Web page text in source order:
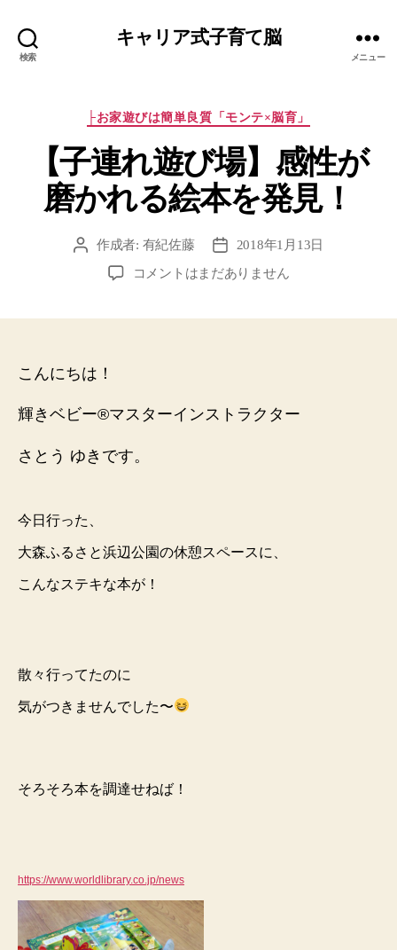
検索
キャリア式子育て脳
メニュー
カ
ゴ
リ
ー
├お家遊びは簡単良質「モンテ×脳育」
【子連れ遊び場】感性が
磨かれる絵本を発見！
投
作成者: 有紀佐藤
投
稿
日
2018年1月13日
【子
性
か
本
発
コメントはまだありません
こんにちは！
輝きベビー®️マスターインストラクター
さとう ゆきです。
今日行った、
大森ふるさと浜辺公園の休憩スペースに、
こんなステキな本が！
散々行ってたのに
気がつきませんでした〜
そろそろ本を調達せねば！
https://www.worldlibrary.co.jp/news